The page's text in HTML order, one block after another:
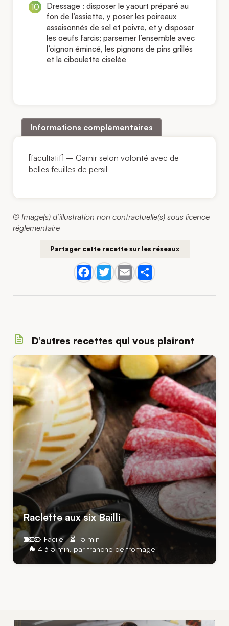
Dressage : disposer le yaourt préparé au
fon de l’assiette, y poser les poireaux
assaisonnés de sel et poivre, et y disposer
les oeufs farcis; parsemer l’ensemble avec
l’oignon émincé, les pignons de pins grillés
et la ciboulette ciselée
Informations complémentaires
[facultatif] – Garnir selon volonté avec de
belles feuilles de persil
© Image(s) d’illustration non contractuelle(s) sous licence
réglementaire
Partager cette recette sur les réseaux
D’autres recettes qui vous plairont
Raclette aux six Bailli
15 min
4 à 5 min. par tranche de fromage
Facile